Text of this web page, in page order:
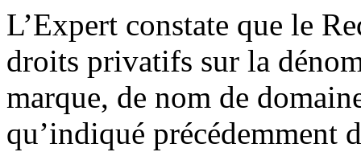
L’Expert constate que le
droits privatifs sur la
marque, de nom de
qu’indiqué précédemment